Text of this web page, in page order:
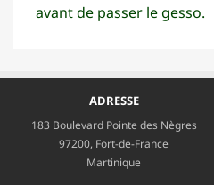
avant de passer le gesso.
ADRESSE
183 Boulevard Pointe des Nègres
97200, Fort-de-France
Martinique